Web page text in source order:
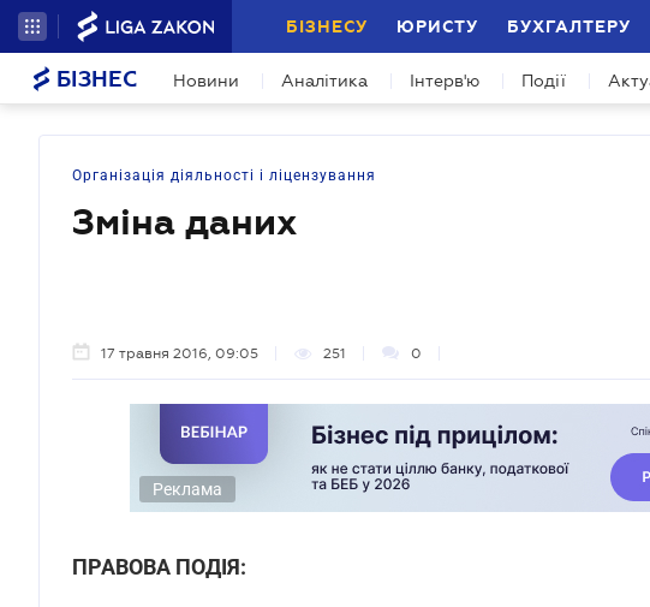
БІЗНЕСУ ЮРИСТУ БУХГАЛТЕРУ
БІЗНЕС Новини Аналітика Інтерв'ю Події
Організація діяльності і ліцензування
Зміна даних
17 травня 2016, 09:05 251 0
Реклама
ПРАВОВА ПОДІЯ: